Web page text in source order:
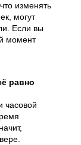
изменять
могут
Если вы
момент
равно
часовой